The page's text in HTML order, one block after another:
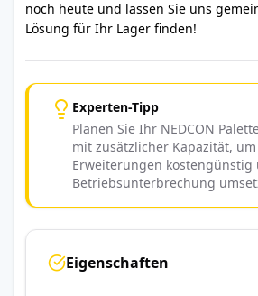
noch heute und lassen Sie uns
Lösung für Ihr Lager finden!
Experten-Tipp
Planen Sie Ihr NEDCON
mit zusätzlicher Kapazität,
Erweiterungen kostengünstig
Betriebsunterbrechung
Eigenschaften